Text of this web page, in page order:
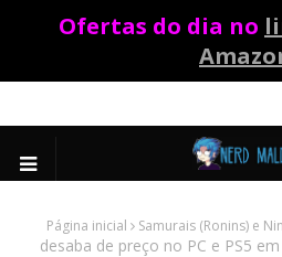
Ofertas do dia no
Página inicial Samurais (Ronins) e
desaba de preço no PC e PS5